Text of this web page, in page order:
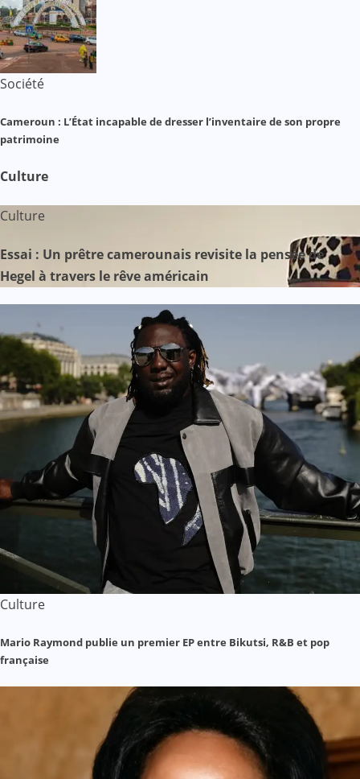
Société
Cameroun : L’État incapable de dresser l’inventaire de son propre
patrimoine
Culture
Culture
Essai : Un prêtre camerounais revisite la pensée de
Hegel à travers le rêve américain
Culture
Mario Raymond publie un premier EP entre Bikutsi, R&B et pop
française